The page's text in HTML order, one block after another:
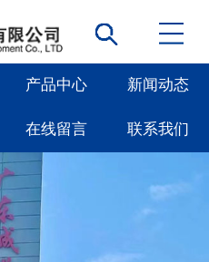
产品中心 新闻动态
在线留言 联系我们